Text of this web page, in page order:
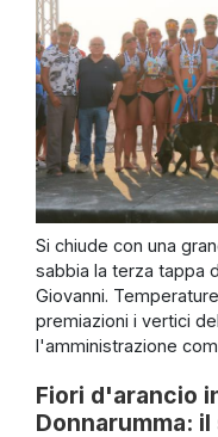
Si chiude con una
sabbia la terza tappa
Giovanni.
premiazioni i vertici
l'amministrazione
Fiori d'arancio
Donnarumma: